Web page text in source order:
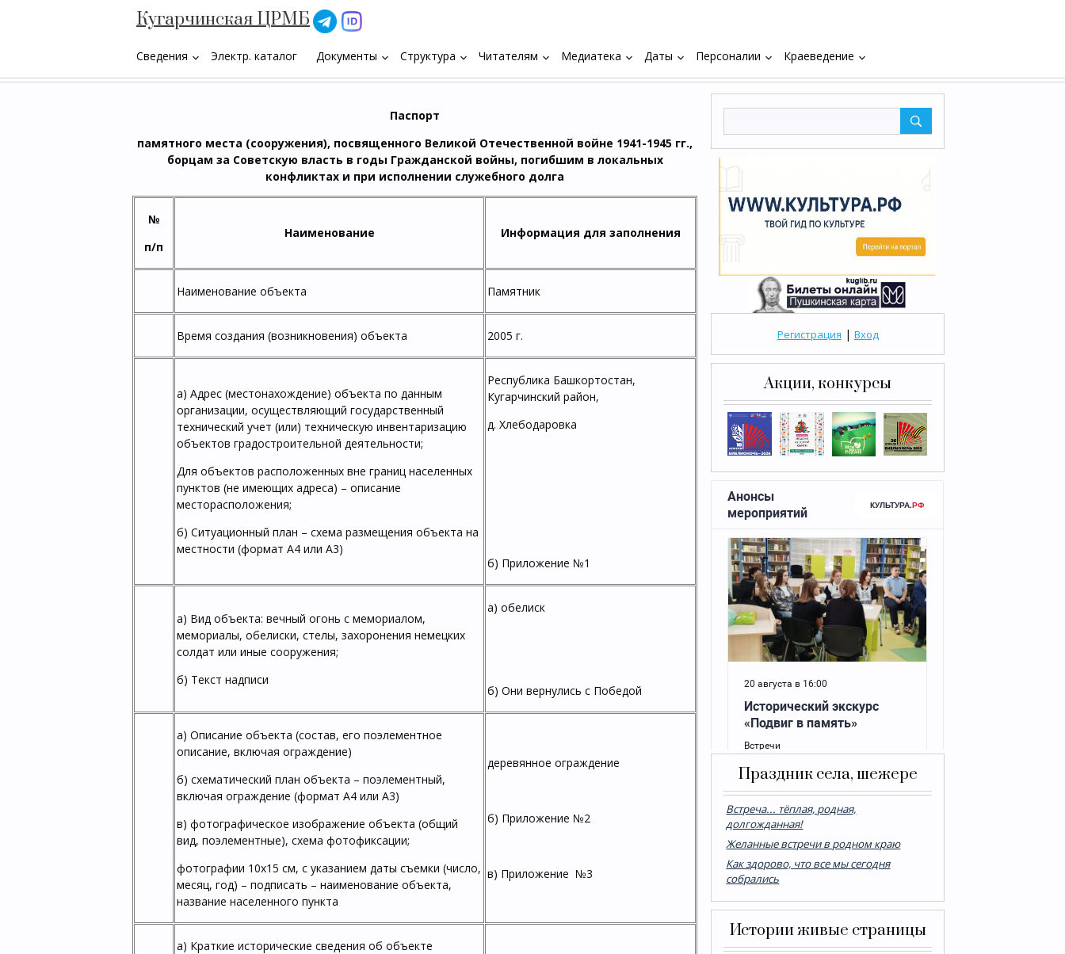
Кугарчинская ЦРМБ
Сведения keyboard_arrow_down Электр. каталог Документы keyboard_arrow_down Структура keyboard_arrow_down Читателям keyboard_arrow_down Медиатека keyboard_arrow_down Даты keyboard_arrow_down Персоналии keyboard_arrow_down Краеведение keyboard_arrow_down
Регистрация | Вход
Акции, конкурсы
Праздник села, шежере
Встреча... тёплая, родная,
долгожданная!
Желанные встречи в родном краю
Как здорово, что все мы сегодня
собрались
Истории живые страницы
Паспорт
памятного места (сооружения), посвященного Великой Отечественной войне 1941-1945 гг.,
борцам за Советскую власть в годы Гражданской войны, погибшим в локальных
конфликтах и при исполнении служебного долга
№
п/п
Наименование Информация для заполнения
Наименование объекта Памятник
Время создания (возникновения) объекта 2005 г.
а) Адрес (местонахождение) объекта по данным
организации, осуществляющий государственный
технический учет (или) техническую инвентаризацию
объектов градостроительной деятельности;
Для объектов расположенных вне границ населенных
пунктов (не имеющих адреса) – описание
месторасположения;
б) Ситуационный план – схема размещения объекта на
местности (формат А4 или А3)
Республика Башкортостан,
Кугарчинский район,
д. Хлебодаровка
б) Приложение №1
а) Вид объекта: вечный огонь с мемориалом,
мемориалы, обелиски, стелы, захоронения немецких
солдат или иные сооружения;
б) Текст надписи
а) обелиск
б) Они вернулись с Победой
а) Описание объекта (состав, его поэлементное
описание, включая ограждение)
б) схематический план объекта – поэлементный,
включая ограждение (формат А4 или А3)
в) фотографическое изображение объекта (общий
вид, поэлементные), схема фотофиксации;
фотографии 10х15 см, с указанием даты съемки (число,
месяц, год) – подписать – наименование объекта,
название населенного пункта
деревянное ограждение
б) Приложение №2
в) Приложение №3
а) Краткие исторические сведения об объекте